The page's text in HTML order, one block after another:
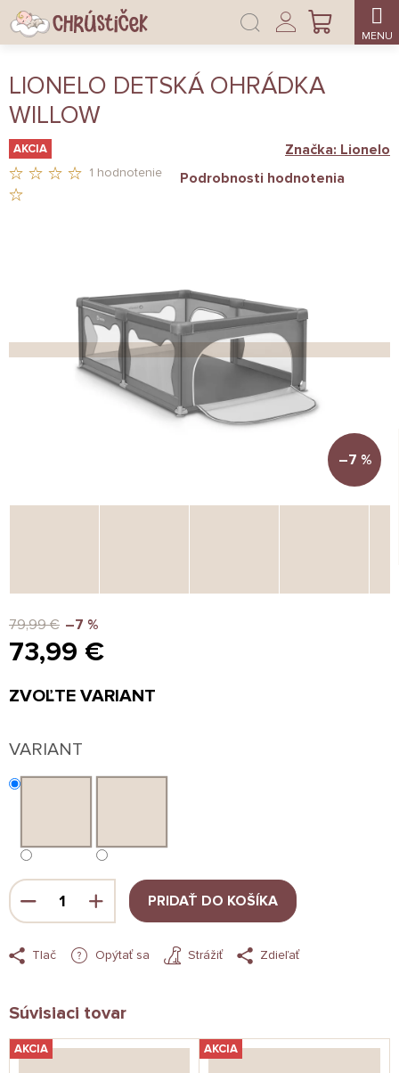
Prejsť
na
obsah
NÁKUPNÝ
Prihlásenie
LIONELO DETSKÁ OHRÁDKA
WILLOW
AKCIA
HVIEZDIČIEK.
1 hodnotenie Podrobnosti hodnotenia
Značka: Lionelo
–7 %
79,99 € –7 %
73,99 €
cena:
ZVOĽTE VARIANT
VARIANT
PRIDAŤ DO KOŠÍKA
Tlač Opýtať sa Strážiť Zdieľať
Súvisiaci tovar
AKCIA AKCIA